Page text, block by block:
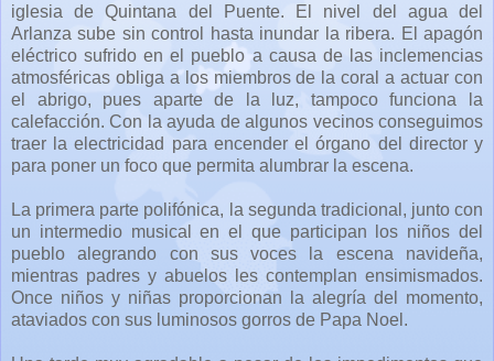
iglesia de Quintana del Puente. El nivel del agua del
Arlanza sube sin control hasta inundar la ribera. El apagón
eléctrico sufrido en el pueblo a causa de las inclemencias
atmosféricas obliga a los miembros de la coral a actuar con
el abrigo, pues aparte de la luz, tampoco funciona la
calefacción. Con la ayuda de algunos vecinos conseguimos
traer la electricidad para encender el órgano del director y
para poner un foco que permita alumbrar la escena.
La primera parte polifónica, la segunda tradicional, junto con
un intermedio musical en el que participan los niños del
pueblo alegrando con sus voces la escena navideña,
mientras padres y abuelos les contemplan ensimismados.
Once niños y niñas proporcionan la alegría del momento,
ataviados con sus luminosos gorros de Papa Noel.